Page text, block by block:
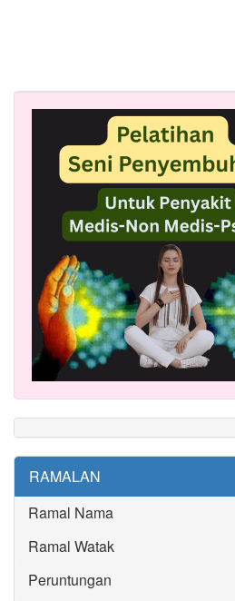
RAMALAN
Ramal Nama
Ramal Watak
Peruntungan